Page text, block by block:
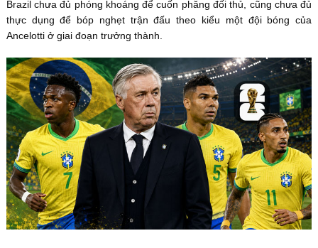
Brazil chưa đủ phóng khoáng để cuốn phăng đối thủ, cũng chưa đủ
thực dụng để bóp nghẹt trận đấu theo kiểu một đội bóng của
Ancelotti ở giai đoạn trưởng thành.